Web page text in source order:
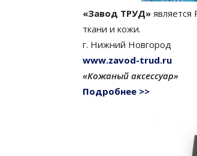
«Завод ТРУД» является
ткани и кожи.
г. Нижний Новгород
www.zavod-trud.ru
«Кожаный аксессуар»
Подробнее >>